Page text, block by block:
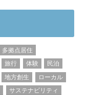
多拠点居住
旅行 体験
民泊
地方創生
ローカル
サステナビリティ